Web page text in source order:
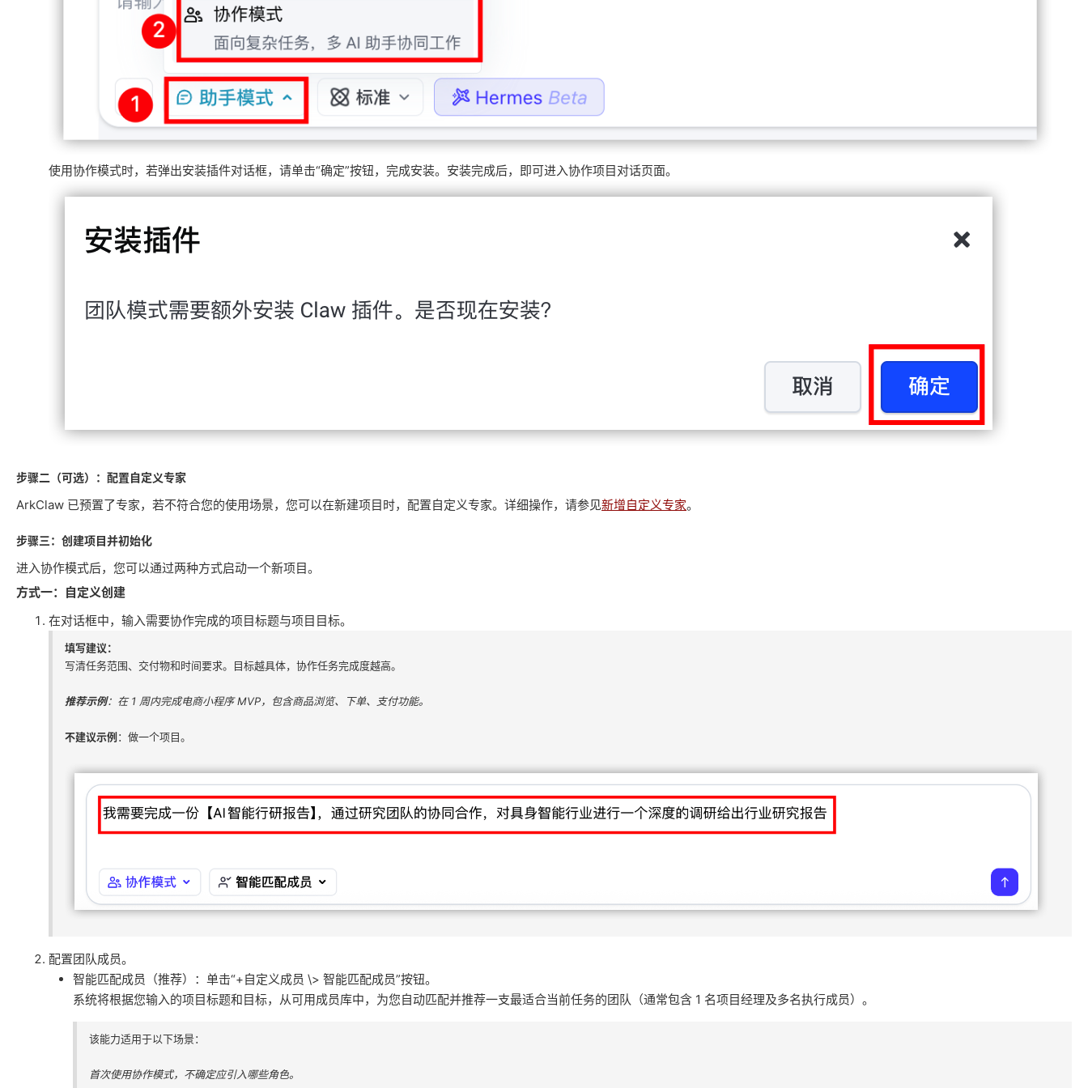
使用协作模式时，若弹出安装插件对话框，请单击“确定”按钮，完成安装。安装完成后，即可进入协作项目对话页面。
步骤二（可选）：配置自定义专家
ArkClaw 已预置了专家，若不符合您的使用场景，您可以在新建项目时，配置自定义专家。详细操作，请参见新增自定义专家。
步骤三：创建项目并初始化
进入协作模式后，您可以通过两种方式启动一个新项目。
方式一：自定义创建
在对话框中，输入需要协作完成的项目标题与项目目标。
填写建议：
写清任务范围、交付物和时间要求。目标越具体，协作任务完成度越高。
推荐示例：在 1 周内完成电商小程序 MVP，包含商品浏览、下单、支付功能。
不建议示例 ：做一个项目。
配置团队成员。
智能匹配成员（推荐）：单击“+自定义成员 \> 智能匹配成员”按钮。
系统将根据您输入的项目标题和目标，从可用成员库中，为您自动匹配并推荐一支最适合当前任务的团队（通常包含 1 名项目经理及多名执行成员）。
该能力适用于以下场景：
首次使用协作模式，不确定应引入哪些角色。